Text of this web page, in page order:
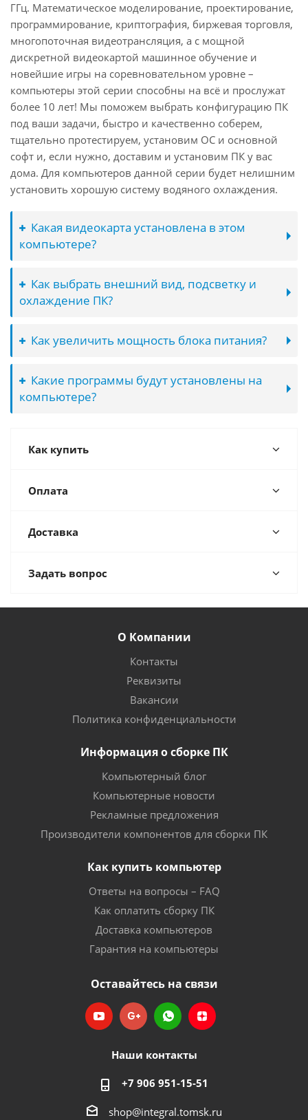
ГГц. Математическое моделирование, проектирование,
программирование, криптография, биржевая торговля,
многопоточная видеотрансляция, а с мощной
дискретной видеокартой машинное обучение и
новейшие игры на соревновательном уровне –
компьютеры этой серии способны на всё и прослужат
более 10 лет! Мы поможем выбрать конфигурацию ПК
под ваши задачи, быстро и качественно соберем,
тщательно протестируем, установим ОС и основной
софт и, если нужно, доставим и установим ПК у вас
дома. Для компьютеров данной серии будет нелишним
установить хорошую систему водяного охлаждения.
Какая видеокарта установлена в этом
компьютере?
Как выбрать внешний вид, подсветку и
охлаждение ПК?
Как увеличить мощность блока питания?
Какие программы будут установлены на
компьютере?
Как купить
Оплата
Доставка
Задать вопрос
О Компании
Контакты
Реквизиты
Вакансии
Политика конфиденциальности
Информация о сборке ПК
Компьютерный блог
Компьютерные новости
Рекламные предложения
Производители компонентов для сборки ПК
Как купить компьютер
Ответы на вопросы – FAQ
Как оплатить сборку ПК
Доставка компьютеров
Гарантия на компьютеры
Оставайтесь на связи
Наши контакты
+7 906 951-15-51
shop@integral.tomsk.ru